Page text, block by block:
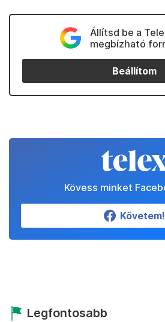
Állítsd be a
megbízható
Beállítom
Kövess minket
Követem!
Legfontosabb